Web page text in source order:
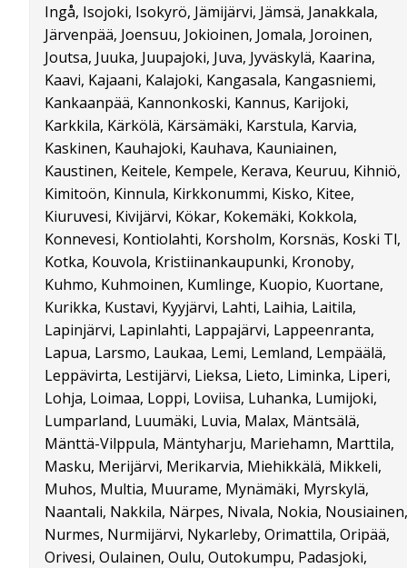
Ingå, Isojoki, Isokyrö, Jämijärvi, Jämsä, Janakkala,
Järvenpää, Joensuu, Jokioinen, Jomala, Joroinen,
Joutsa, Juuka, Juupajoki, Juva, Jyväskylä, Kaarina,
Kaavi, Kajaani, Kalajoki, Kangasala, Kangasniemi,
Kankaanpää, Kannonkoski, Kannus, Karijoki,
Karkkila, Kärkölä, Kärsämäki, Karstula, Karvia,
Kaskinen, Kauhajoki, Kauhava, Kauniainen,
Kaustinen, Keitele, Kempele, Kerava, Keuruu, Kihniö,
Kimitoön, Kinnula, Kirkkonummi, Kisko, Kitee,
Kiuruvesi, Kivijärvi, Kökar, Kokemäki, Kokkola,
Konnevesi, Kontiolahti, Korsholm, Korsnäs, Koski Tl,
Kotka, Kouvola, Kristiinankaupunki, Kronoby,
Kuhmo, Kuhmoinen, Kumlinge, Kuopio, Kuortane,
Kurikka, Kustavi, Kyyjärvi, Lahti, Laihia, Laitila,
Lapinjärvi, Lapinlahti, Lappajärvi, Lappeenranta,
Lapua, Larsmo, Laukaa, Lemi, Lemland, Lempäälä,
Leppävirta, Lestijärvi, Lieksa, Lieto, Liminka, Liperi,
Lohja, Loimaa, Loppi, Loviisa, Luhanka, Lumijoki,
Lumparland, Luumäki, Luvia, Malax, Mäntsälä,
Mänttä-Vilppula, Mäntyharju, Mariehamn, Marttila,
Masku, Merijärvi, Merikarvia, Miehikkälä, Mikkeli,
Muhos, Multia, Muurame, Mynämäki, Myrskylä,
Naantali, Nakkila, Närpes, Nivala, Nokia, Nousiainen,
Nurmes, Nurmijärvi, Nykarleby, Orimattila, Oripää,
Orivesi, Oulainen, Oulu, Outokumpu, Padasjoki,